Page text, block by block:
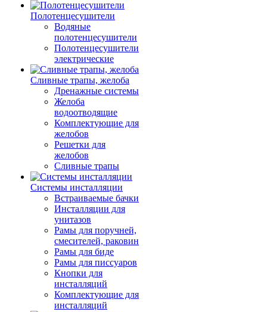
Полотенцесушители
Водяные
полотенцесушители
Полотенцесушители
электрические
Сливные трапы, желоба
Дренажные системы
Желоба
водоотводящие
Комплектующие для
желобов
Решетки для
желобов
Сливные трапы
Системы инсталляции
Встраиваемые бачки
Инсталляции для
унитазов
Рамы для поручней,
смесителей, раковин
Рамы для биде
Рамы для писсуаров
Кнопки для
инсталляций
Комплектующие для
инсталляций